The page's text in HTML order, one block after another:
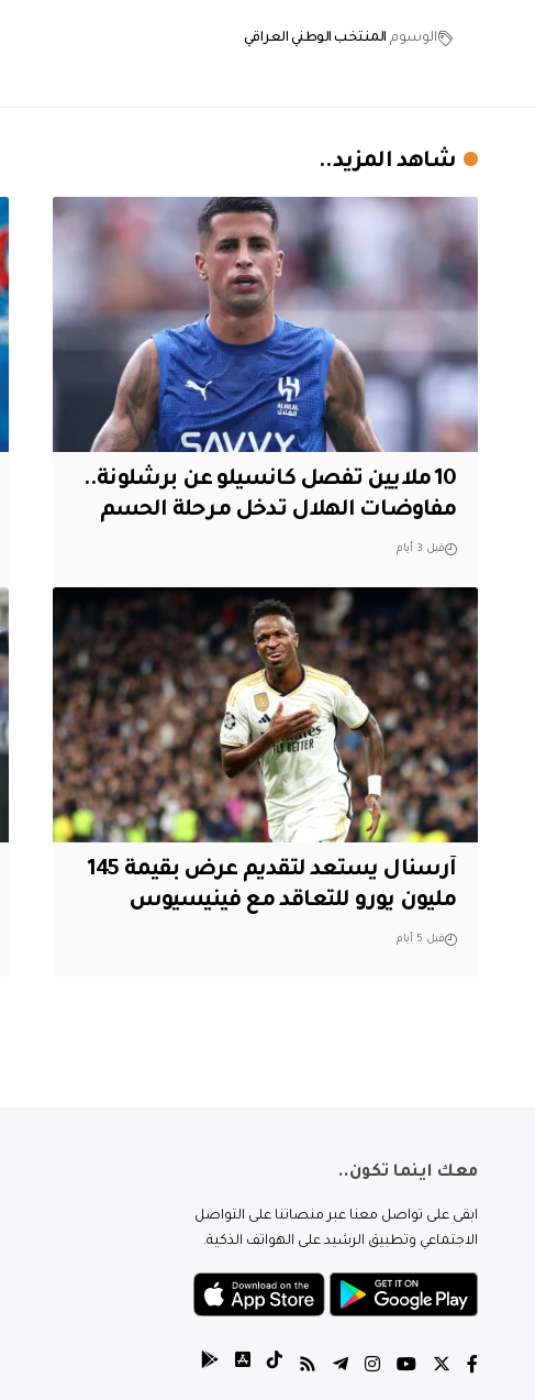
الوسوم المنتخب الوطني العراقي
شاهد المزيد..
10 ملايين تفصل كانسيلو عن برشلونة..
مفاوضات الهلال تدخل مرحلة الحسم
قبل 3 أيام
آرسنال يستعد لتقديم عرض بقيمة 145
مليون يورو للتعاقد مع فينيسيوس
قبل 5 أيام
معك اينما تكون..
ابقى على تواصل معنا عبر منصاتنا على التواصل
الاجتماعي وتطبيق الرشيد على الهواتف الذكية.